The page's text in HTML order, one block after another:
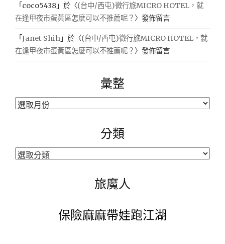
「 coco5438 」於〈(台中/西屯)微行旅MICRO HOTEL，就
在逢甲夜市蛋黃區怎麼可以不推薦呢？ 〉發佈留言
「Janet Shih 」於〈(台中/西屯)微行旅MICRO HOTEL，就
在逢甲夜市蛋黃區怎麼可以不推薦呢？ 〉發佈留言
彙整
彙
分類
分
旅魔人
保險麻麻帶娃跑江湖